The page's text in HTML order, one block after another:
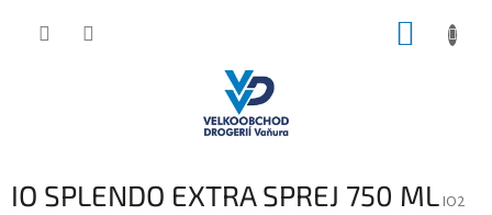
IO SPLENDO EXTRA SPREJ 750 MLIO2